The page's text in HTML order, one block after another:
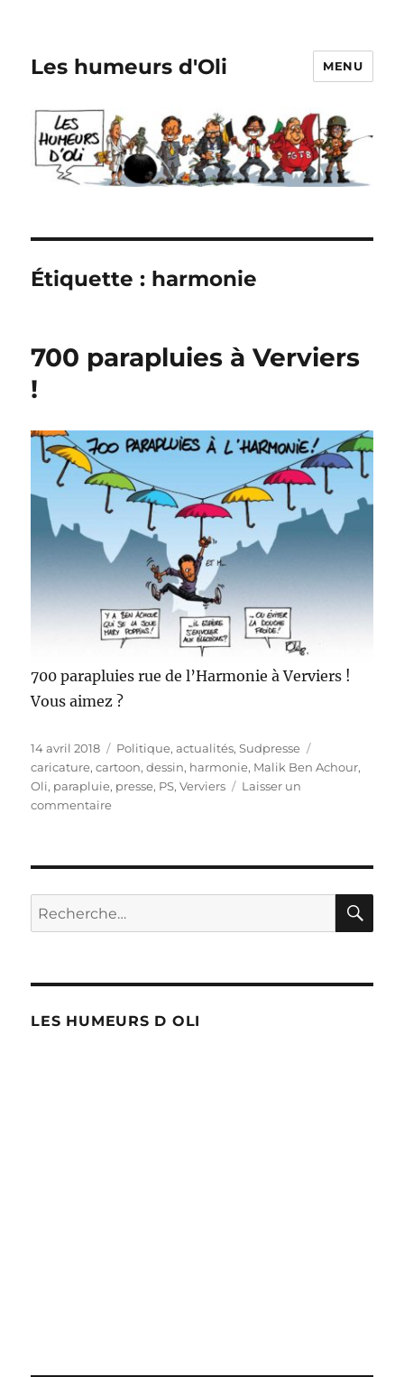
Les humeurs d'Oli MENU
Étiquette : harmonie
700 parapluies à Verviers
!
700 parapluies rue de l’Harmonie à Verviers !
Vous aimez ?
Publié
le
14 avril 2018 Catégories
Politique, actualités,Sudpresse
caricature,cartoon,dessin, harmonie, Malik Ben Achour,
Oli, parapluie, presse, PS,Verviers
Laisser un
commentairesur
!
Recherche
pour :
LES HUMEURS D OLI